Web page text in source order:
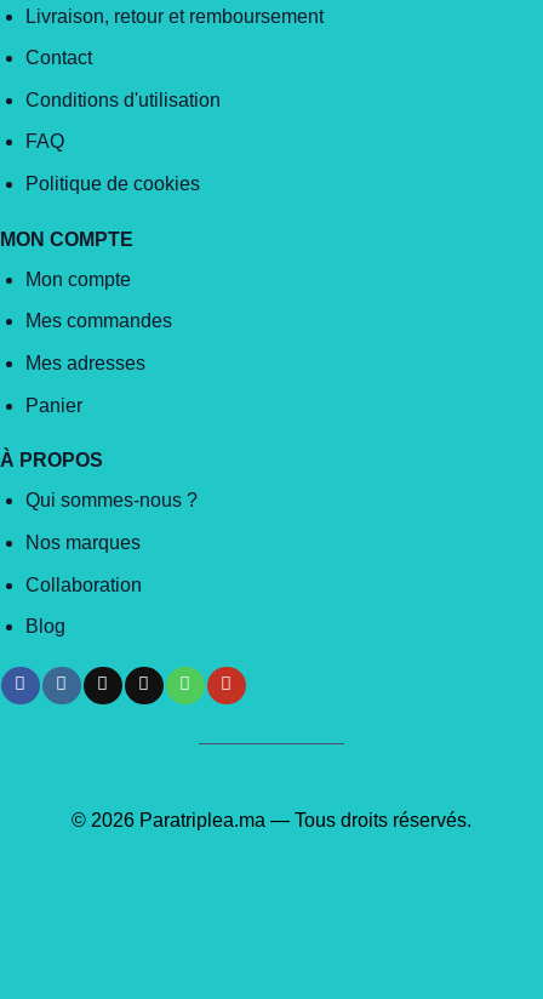
Livraison, retour et remboursement
Contact
Conditions d'utilisation
FAQ
Politique de cookies
MON COMPTE
Mon compte
Mes commandes
Mes adresses
Panier
À PROPOS
Qui sommes-nous ?
Nos marques
Collaboration
Blog
© 2026 Paratriplea.ma — Tous droits réservés.